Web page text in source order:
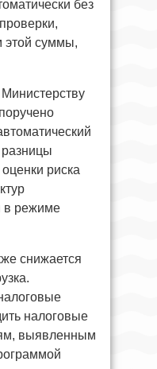
без
этой суммы,
разницы
риска
в режиме
снижается
налоговые
выявленным